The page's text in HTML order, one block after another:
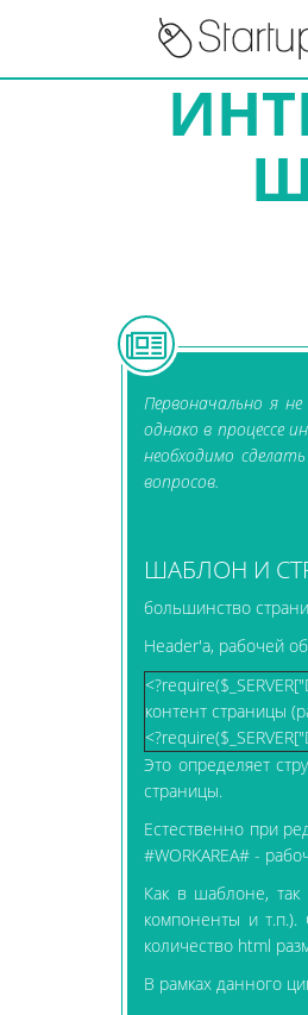
Первоначально я
однако в процессе
необходимо
вопросов.
ШАБЛОН И
большинство
Header'а, рабочей
контент страницы
Это определяет
страницы.
Естественно при
#WORKAREA# -
Как в шаблоне, так
компоненты и т.п.).
количество html
В рамках данного